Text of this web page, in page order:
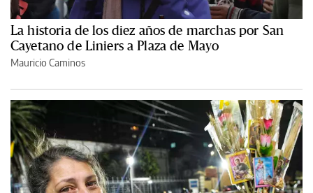
La historia de los diez años de marchas por San
Cayetano de Liniers a Plaza de Mayo
Mauricio Caminos